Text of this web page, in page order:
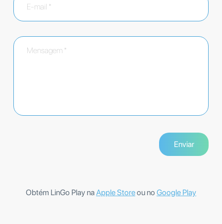
Obtém LinGo Play naApple Storeou no Google Play